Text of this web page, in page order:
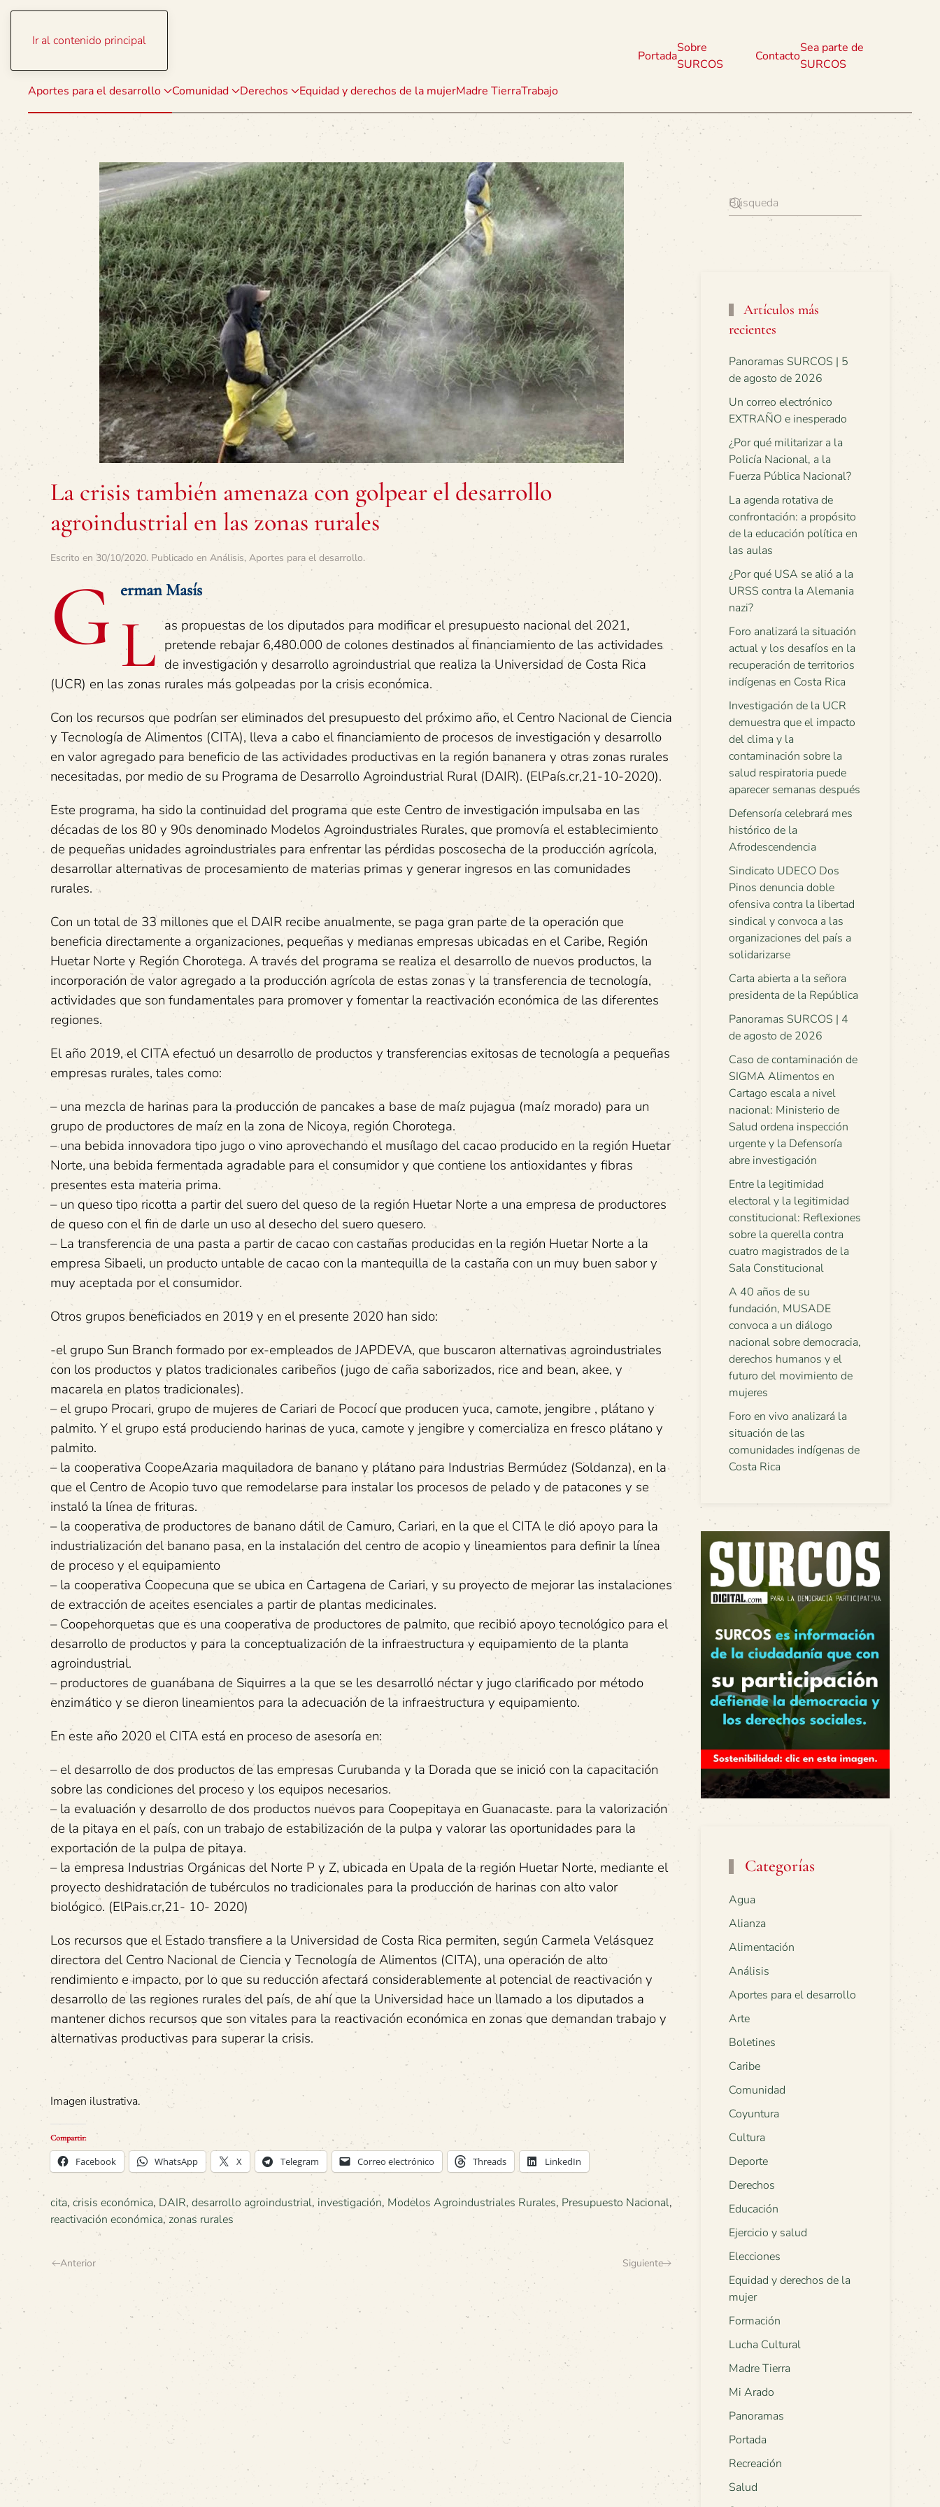
Ir al contenido principal
Aportes para el desarrollo Comunidad Derechos Equidad y derechos de la mujerMadre TierraTrabajo
Portada
Sobre
SURCOS
Contacto
Sea parte de
SURCOS
La crisis también amenaza con golpear el desarrollo
agroindustrial en las zonas rurales
Escrito en 30/10/2020. Publicado en Análisis, Aportes para el desarrollo.
G erman Masís
L as propuestas de los diputados para modificar el presupuesto nacional del 2021,
pretende rebajar 6,480.000 de colones destinados al financiamiento de las actividades
de investigación y desarrollo agroindustrial que realiza la Universidad de Costa Rica
(UCR) en las zonas rurales más golpeadas por la crisis económica.
Con los recursos que podrían ser eliminados del presupuesto del próximo año, el Centro Nacional de Ciencia
y Tecnología de Alimentos (CITA), lleva a cabo el financiamiento de procesos de investigación y desarrollo
en valor agregado para beneficio de las actividades productivas en la región bananera y otras zonas rurales
necesitadas, por medio de su Programa de Desarrollo Agroindustrial Rural (DAIR). (ElPaís.cr,21-10-2020).
Este programa, ha sido la continuidad del programa que este Centro de investigación impulsaba en las
décadas de los 80 y 90s denominado Modelos Agroindustriales Rurales, que promovía el establecimiento
de pequeñas unidades agroindustriales para enfrentar las pérdidas poscosecha de la producción agrícola,
desarrollar alternativas de procesamiento de materias primas y generar ingresos en las comunidades
rurales.
Con un total de 33 millones que el DAIR recibe anualmente, se paga gran parte de la operación que
beneficia directamente a organizaciones, pequeñas y medianas empresas ubicadas en el Caribe, Región
Huetar Norte y Región Chorotega. A través del programa se realiza el desarrollo de nuevos productos, la
incorporación de valor agregado a la producción agrícola de estas zonas y la transferencia de tecnología,
actividades que son fundamentales para promover y fomentar la reactivación económica de las diferentes
regiones.
El año 2019, el CITA efectuó un desarrollo de productos y transferencias exitosas de tecnología a pequeñas
empresas rurales, tales como:
– una mezcla de harinas para la producción de pancakes a base de maíz pujagua (maíz morado) para un
grupo de productores de maíz en la zona de Nicoya, región Chorotega.
– una bebida innovadora tipo jugo o vino aprovechando el musílago del cacao producido en la región Huetar
Norte, una bebida fermentada agradable para el consumidor y que contiene los antioxidantes y fibras
presentes esta materia prima.
– un queso tipo ricotta a partir del suero del queso de la región Huetar Norte a una empresa de productores
de queso con el fin de darle un uso al desecho del suero quesero.
– La transferencia de una pasta a partir de cacao con castañas producidas en la región Huetar Norte a la
empresa Sibaeli, un producto untable de cacao con la mantequilla de la castaña con un muy buen sabor y
muy aceptada por el consumidor.
Otros grupos beneficiados en 2019 y en el presente 2020 han sido:
-el grupo Sun Branch formado por ex-empleados de JAPDEVA, que buscaron alternativas agroindustriales
con los productos y platos tradicionales caribeños (jugo de caña saborizados, rice and bean, akee, y
macarela en platos tradicionales).
– el grupo Procari, grupo de mujeres de Cariari de Pococí que producen yuca, camote, jengibre , plátano y
palmito. Y el grupo está produciendo harinas de yuca, camote y jengibre y comercializa en fresco plátano y
palmito.
– la cooperativa CoopeAzaria maquiladora de banano y plátano para Industrias Bermúdez (Soldanza), en la
que el Centro de Acopio tuvo que remodelarse para instalar los procesos de pelado y de patacones y se
instaló la línea de frituras.
– la cooperativa de productores de banano dátil de Camuro, Cariari, en la que el CITA le dió apoyo para la
industrialización del banano pasa, en la instalación del centro de acopio y lineamientos para definir la línea
de proceso y el equipamiento
– la cooperativa Coopecuna que se ubica en Cartagena de Cariari, y su proyecto de mejorar las instalaciones
de extracción de aceites esenciales a partir de plantas medicinales.
– Coopehorquetas que es una cooperativa de productores de palmito, que recibió apoyo tecnológico para el
desarrollo de productos y para la conceptualización de la infraestructura y equipamiento de la planta
agroindustrial.
– productores de guanábana de Siquirres a la que se les desarrolló néctar y jugo clarificado por método
enzimático y se dieron lineamientos para la adecuación de la infraestructura y equipamiento.
En este año 2020 el CITA está en proceso de asesoría en:
– el desarrollo de dos productos de las empresas Curubanda y la Dorada que se inició con la capacitación
sobre las condiciones del proceso y los equipos necesarios.
– la evaluación y desarrollo de dos productos nuevos para Coopepitaya en Guanacaste. para la valorización
de la pitaya en el país, con un trabajo de estabilización de la pulpa y valorar las oportunidades para la
exportación de la pulpa de pitaya.
– la empresa Industrias Orgánicas del Norte P y Z, ubicada en Upala de la región Huetar Norte, mediante el
proyecto deshidratación de tubérculos no tradicionales para la producción de harinas con alto valor
biológico. (ElPais.cr,21- 10- 2020)
Los recursos que el Estado transfiere a la Universidad de Costa Rica permiten, según Carmela Velásquez
directora del Centro Nacional de Ciencia y Tecnología de Alimentos (CITA), una operación de alto
rendimiento e impacto, por lo que su reducción afectará considerablemente al potencial de reactivación y
desarrollo de las regiones rurales del país, de ahí que la Universidad hace un llamado a los diputados a
mantener dichos recursos que son vitales para la reactivación económica en zonas que demandan trabajo y
alternativas productivas para superar la crisis.
Imagen ilustrativa.
Compartir:
Facebook WhatsApp X Telegram Correo electrónico Threads LinkedIn
cita, crisis económica, DAIR, desarrollo agroindustrial, investigación, Modelos Agroindustriales Rurales, Presupuesto Nacional,
reactivación económica,zonas rurales
Anterior Siguiente
Artículos más
recientes
Panoramas SURCOS | 5
de agosto de 2026
Un correo electrónico
EXTRAÑO e inesperado
¿Por qué militarizar a la
Policía Nacional, a la
Fuerza Pública Nacional?
La agenda rotativa de
confrontación: a propósito
de la educación política en
las aulas
¿Por qué USA se alió a la
URSS contra la Alemania
nazi?
Foro analizará la situación
actual y los desafíos en la
recuperación de territorios
indígenas en Costa Rica
Investigación de la UCR
demuestra que el impacto
del clima y la
contaminación sobre la
salud respiratoria puede
aparecer semanas después
Defensoría celebrará mes
histórico de la
Afrodescendencia
Sindicato UDECO Dos
Pinos denuncia doble
ofensiva contra la libertad
sindical y convoca a las
organizaciones del país a
solidarizarse
Carta abierta a la señora
presidenta de la República
Panoramas SURCOS | 4
de agosto de 2026
Caso de contaminación de
SIGMA Alimentos en
Cartago escala a nivel
nacional: Ministerio de
Salud ordena inspección
urgente y la Defensoría
abre investigación
Entre la legitimidad
electoral y la legitimidad
constitucional: Reflexiones
sobre la querella contra
cuatro magistrados de la
Sala Constitucional
A 40 años de su
fundación, MUSADE
convoca a un diálogo
nacional sobre democracia,
derechos humanos y el
futuro del movimiento de
mujeres
Foro en vivo analizará la
situación de las
comunidades indígenas de
Costa Rica
Categorías
Agua
Alianza
Alimentación
Análisis
Aportes para el desarrollo
Arte
Boletines
Caribe
Comunidad
Coyuntura
Cultura
Deporte
Derechos
Educación
Ejercicio y salud
Elecciones
Equidad y derechos de la
mujer
Formación
Lucha Cultural
Madre Tierra
Mi Arado
Panoramas
Portada
Recreación
Salud